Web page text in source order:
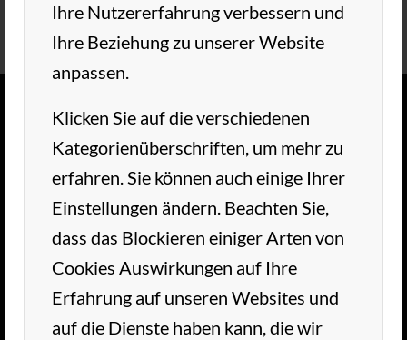
Ihre Nutzererfahrung verbessern und
Ihre Beziehung zu unserer Website
anpassen.
Klicken Sie auf die verschiedenen
Kategorienüberschriften, um mehr zu
erfahren. Sie können auch einige Ihrer
Einstellungen ändern. Beachten Sie,
dass das Blockieren einiger Arten von
Cookies Auswirkungen auf Ihre
Erfahrung auf unseren Websites und
auf die Dienste haben kann, die wir
TC AUE WEDEL
Herzlich Willkommen im TC Aue Wedel.
Unsere schöne Tennisanlage liegt im grünen
Herzen von Wedel. Wir freuen uns auf Ihren
Besuch!